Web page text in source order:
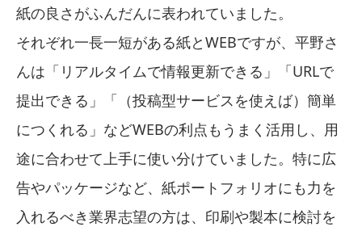
紙の良さがふんだんに表われていました。
それぞれ一長一短がある紙とWEBですが、平野さ
んは「リアルタイムで情報更新できる」「URLで
提出できる」「（投稿型サービスを使えば）簡単
につくれる」などWEBの利点もうまく活用し、用
途に合わせて上手に使い分けていました。特に広
告やパッケージなど、紙ポートフォリオにも力を
入れるべき業界志望の方は、印刷や製本に検討を